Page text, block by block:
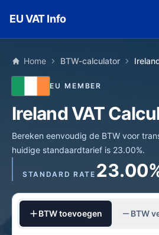
EU VAT Info
Home BTW-calculator
EU MEMBER
Ireland VAT
Bereken eenvoudig de BTW voor
huidige standaardtarief is 23.00%.
STANDARD RATE
BTW toevoegen BTW